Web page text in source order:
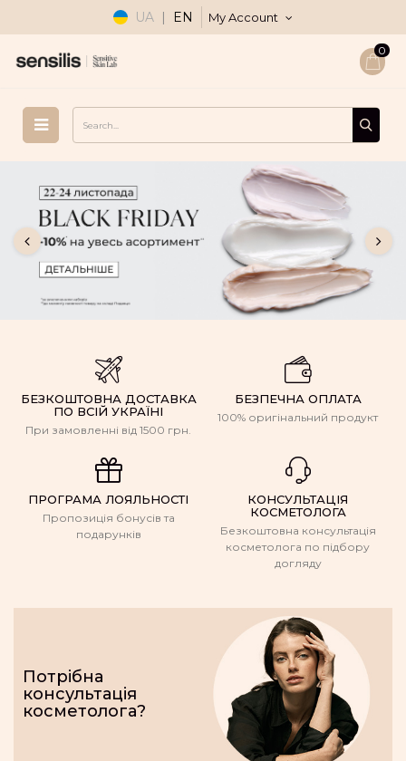
UA EN My Account
0
БЕЗКОШТОВНА ДОСТАВКА
ПО ВСІЙ УКРАЇНІ
При замовленні від 1500 грн.
БЕЗПЕЧНА ОПЛАТА
100% оригінальний продукт
ПРОГРАМА ЛОЯЛЬНОСТІ
Пропозиція бонусів та
подарунків
КОНСУЛЬТАЦІЯ
КОСМЕТОЛОГА
Безкоштовна консультація
косметолога по підбору
догляду
Потрібна
консультація
косметолога?